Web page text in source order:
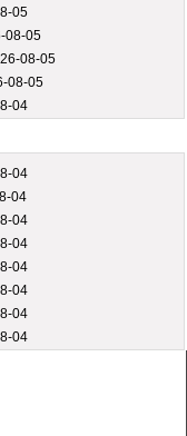
05
08-05
08-05
08-05
04
04
04
04
04
04
04
04
04